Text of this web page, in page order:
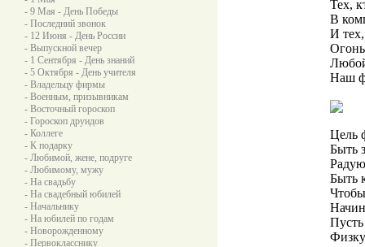
- 9 Мая - День Победы
- Последний звонок
- 12 Июня - День России
- Выпускной вечер
- 1 Сентября - День знаний
- 5 Октября - День учителя
- Владельцу фирмы
- Военным, призывникам
- Восточный гороскоп
- Гороскоп друидов
- Коллеге
- К подарку
- Любимой, жене, подруге
- Любимому, мужу
- На свадьбу
- На свадебный юбилей
- Начальнику
- На юбилей по годам
- Новорожденному
- Первокласснику
Тех,
В
И
Наш
Цель
Быть
Быть